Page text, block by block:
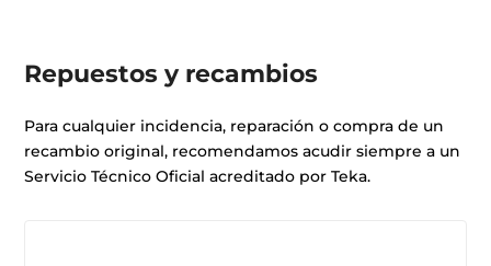
Repuestos y recambios
Para cualquier incidencia, reparación o compra de un
recambio original, recomendamos acudir siempre a un
Servicio Técnico Oficial acreditado por Teka.